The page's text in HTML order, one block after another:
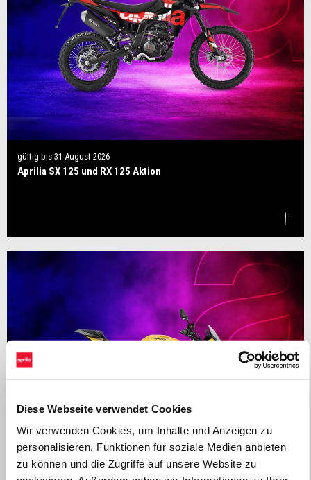
Diese Webseite verwendet Cookies
Wir verwenden Cookies, um Inhalte und Anzeigen zu
personalisieren, Funktionen für soziale Medien anbieten
zu können und die Zugriffe auf unsere Website zu
gültig bis 31 August 2026
Aprilia SX 125 und RX 125 Aktion